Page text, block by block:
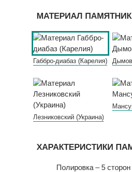
МАТЕРИАЛ
Габбро-диабаз (Карелия)
Лезниковский (Украина)
ХАРАКТЕРИСТИКИ
Полировка – 5 сторон